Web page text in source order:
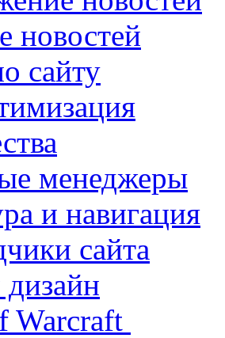
новостей
сайту
менеджеры
и навигация
сайта
Warcraft